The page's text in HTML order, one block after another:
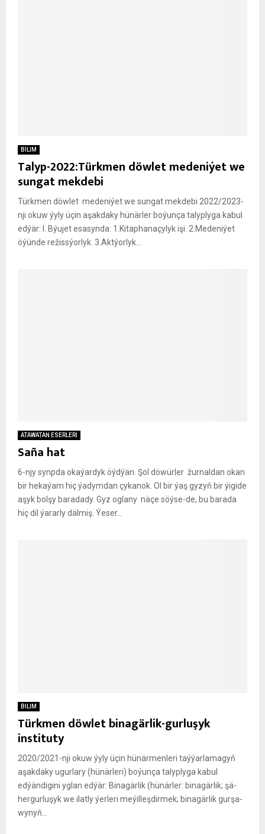
BILIM
Talyp-2022:Türkmen döwlet medeniýet we
sungat mekdebi
Türkmen döwlet medeniýet we sungat mekdebi 2022/2023-
nji okuw ýyly üçin aşakdaky hünärler boýunça talyplyga kabul
edýär: I. Býu­jet esa­syn­da: 1.Ki­tap­ha­na­çy­lyk işi. 2.Me­de­ni­ýet
öýün­de re­žiss­ýor­lyk. 3.Akt­ýor­lyk...
ATAWATAN ESERLERİ
Saña hat
6-njy synpda okaýardyk öýdýän. Şol döwürler žurnaldan okan
bir hekaýam hiç ýadymdan çykanok. Ol bir ýaş gyzyň bir ýigide
aşyk bolşy baradady. Gyz oglany näçe söýse-de, bu barada
hiç dil ýararly dälmiş. Ýeser...
BILIM
Türkmen döwlet binagärlik-gurluşyk
instituty
2020/2021-nji okuw ýyly üçin hünärmenleri taýýarlamagyň
aşakdaky ugurlary (hünärleri) boýunça talyplyga kabul
edýändigini yglan edýär: Bi­na­gär­lik (hü­när­ler: bi­na­gär­lik; şä­
her­gurlu­şyk we ilat­ly ýer­le­ri me­ýil­leş­dir­mek; bi­na­gär­lik gur­şa­
wy­nyň...